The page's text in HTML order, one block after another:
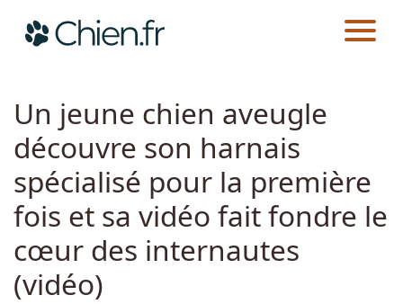
Races
Guides
CHIEN.FR ACTUALITÉS
Un jeune chien aveugle
découvre son harnais
spécialisé pour la première
fois et sa vidéo fait fondre le
cœur des internautes
(vidéo)